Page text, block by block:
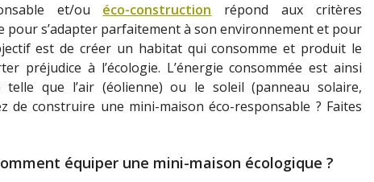
et/ou éco-construction répond aux critères
pour s’adapter parfaitement à son environnement et pour
est de créer un habitat qui consomme et produit le
préjudice à l’écologie. L’énergie consommée est ainsi
telle que l’air (éolienne) ou le soleil (panneau solaire,
de construire une mini-maison éco-responsable ? Faites
équiper une mini-maison écologique ?